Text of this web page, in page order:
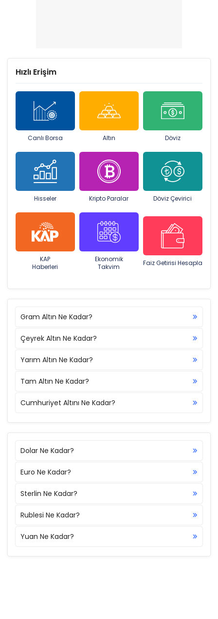
Hızlı Erişim
Canlı Borsa Altın Döviz
Hisseler Kripto Paralar Döviz Çevirici
KAP
Haberleri
Ekonomik
Takvim
Faiz Getirisi Hesapla
Gram Altın Ne Kadar?
Çeyrek Altın Ne Kadar?
Yarım Altın Ne Kadar?
Tam Altın Ne Kadar?
Cumhuriyet Altını Ne Kadar?
Dolar Ne Kadar?
Euro Ne Kadar?
Sterlin Ne Kadar?
Rublesi Ne Kadar?
Yuan Ne Kadar?